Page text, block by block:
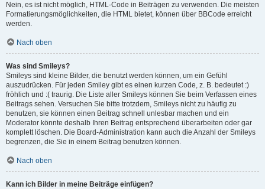
Nein, es ist nicht möglich, HTML-Code in Beiträgen zu verwenden. Die meisten
Formatierungsmöglichkeiten, die HTML bietet, können über BBCode erreicht
werden.
Nach oben
Was sind Smileys?
Smileys sind kleine Bilder, die benutzt werden können, um ein Gefühl
auszudrücken. Für jeden Smiley gibt es einen kurzen Code, z. B. bedeutet :)
fröhlich und :( traurig. Die Liste aller Smileys können Sie beim Verfassen eines
Beitrags sehen. Versuchen Sie bitte trotzdem, Smileys nicht zu häufig zu
benutzen, sie können einen Beitrag schnell unlesbar machen und ein
Moderator könnte deshalb Ihren Beitrag entsprechend überarbeiten oder gar
komplett löschen. Die Board-Administration kann auch die Anzahl der Smileys
begrenzen, die Sie in einem Beitrag benutzen können.
Nach oben
Kann ich Bilder in meine Beiträge einfügen?